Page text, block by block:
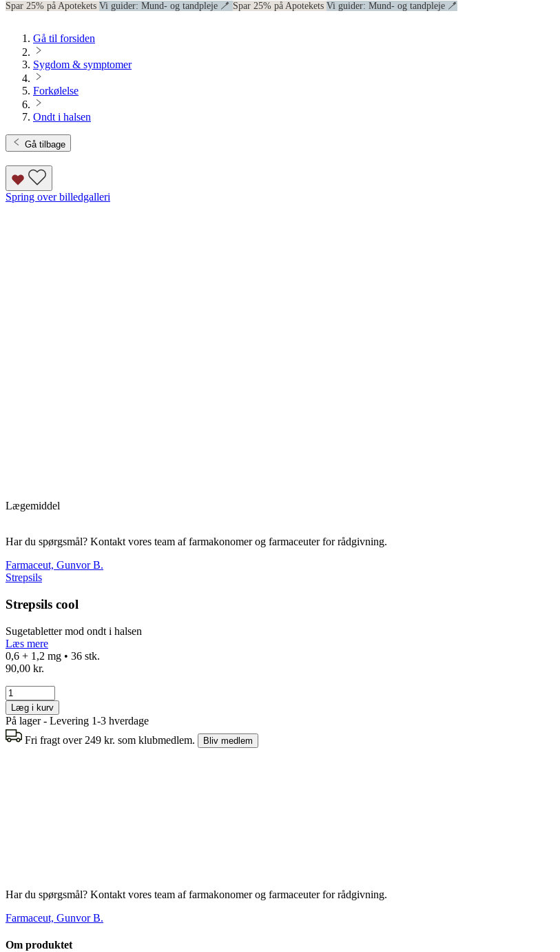
Spar 25% på Apotekets Vi guider: Mund- og tandpleje 🪥 Spar 25% på Apotekets Vi guider: Mund- og tandpleje 🪥
Gå til forsiden
Sygdom & symptomer
Forkølelse
Ondt i halsen
Gå tilbage
Spring over billedgalleri
Lægemiddel
Har du spørgsmål? Kontakt vores team af farmakonomer og farmaceuter for rådgivning.
Farmaceut, Gunvor B.
Strepsils
Strepsils cool
Sugetabletter mod ondt i halsen
Læs mere
0,6 + 1,2 mg • 36 stk.
90,00 kr.
Læg i kurv
På lager - Levering 1-3 hverdage
Fri fragt over 249 kr. som klubmedlem.
Bliv medlem
Har du spørgsmål? Kontakt vores team af farmakonomer og farmaceuter for rådgivning.
Farmaceut, Gunvor B.
Om produktet